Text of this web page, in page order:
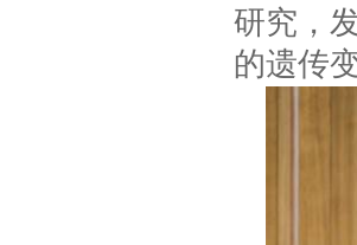
研究，
的遗传